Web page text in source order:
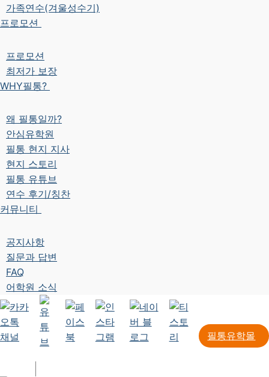
가족연수(겨울성수기)
프로모션
프로모션
최저가 보장
WHY필통?
왜 필통일까?
안심유학원
필통 현지 지사
현지 스토리
필통 유튜브
연수 후기/칭찬
커뮤니티
공지사항
질문과 답변
FAQ
어학원 소식
필통유학몰